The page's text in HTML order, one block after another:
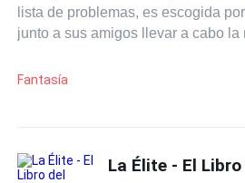
lista de problemas, es escogida
junto a sus amigos llevar a cabo la
de la destrucción inminente de sus vidas.
Fantasía